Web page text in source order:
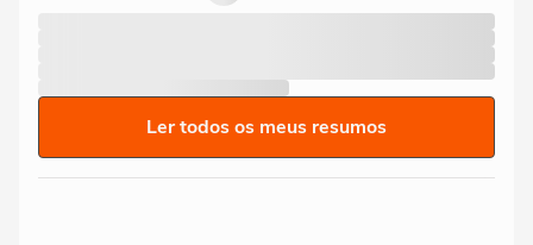
Ler todos os meus resumos